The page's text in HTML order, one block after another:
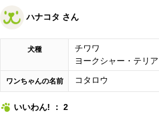
ハナコタ さん
犬種
チワワ
ヨークシャー・テリア
ワンちゃんの名前 コタロウ
いいわん! ： 2